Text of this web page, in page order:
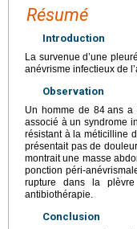
Résumé
Introduction
La survenue d’une
anévrisme infectieux de
Observation
Un homme de 84 ans a
associé à un syndrome
résistant à la méticilline
présentait pas de
montrait une masse
ponction péri-
rupture dans la
antibiothérapie.
Conclusion